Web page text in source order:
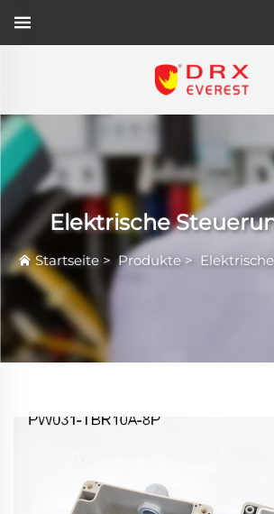
Elektrische
Startseite>Produkte>